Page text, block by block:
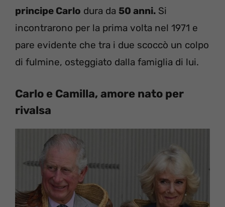
principe Carlo dura da 50 anni. Si
incontrarono per la prima volta nel 1971 e
pare evidente che tra i due scoccò un colpo
di fulmine, osteggiato dalla famiglia di lui.
Carlo e Camilla, amore nato per
rivalsa